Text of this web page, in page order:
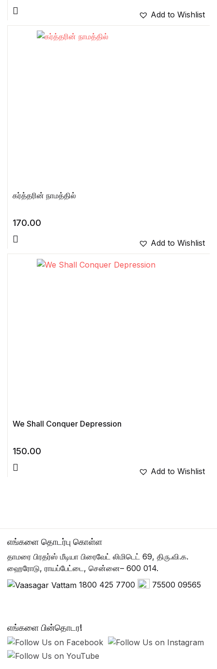
Add to Wishlist
கர்த்தரின் நாமத்தில்
170.00
Add to Wishlist
We Shall Conquer Depression
150.00
Add to Wishlist
எங்களை தொடர்பு கொள்ள
தாமரை பிரதர்ஸ் மீடியா பிரைவேட் லிமிடெட் 69, திரு.வி.க.
ஹைரோடு, ராயப்பேட்டை, சென்னை– 600 014.
1800 425 7700
75500 09565
எங்களை பின்தொடர!